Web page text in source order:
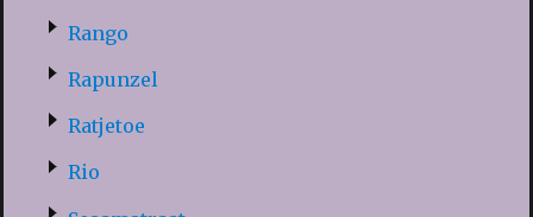
Rango
Rapunzel
Ratjetoe
Rio